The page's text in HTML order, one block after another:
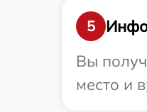
5
Вы
место и